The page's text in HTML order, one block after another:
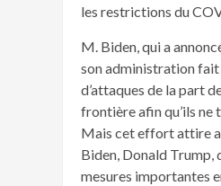
les restrictions du
M. Biden, qui a
son administration fait
d’attaques de la part
frontière afin qu’ils ne
Mais cet effort attire
Biden, Donald Trump,
mesures importantes